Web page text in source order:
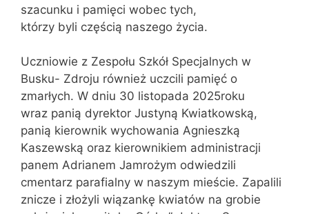
szacunku i pamięci wobec tych,
którzy byli częścią naszego życia.
Uczniowie z Zespołu Szkół Specjalnych w
Busku- Zdroju również uczcili pamięć o
zmarłych. W dniu 30 listopada 2025roku
wraz panią dyrektor Justyną Kwiatkowską,
panią kierownik wychowania Agnieszką
Kaszewską oraz kierownikiem administracji
panem Adrianem Jamrożym odwiedzili
cmentarz parafialny w naszym mieście. Zapalili
znicze i złożyli wiązankę kwiatów na grobie